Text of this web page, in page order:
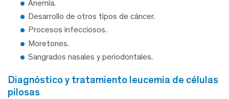
Anemia.
Desarrollo de otros tipos de cáncer.
Procesos infecciosos.
Moretones.
Sangrados nasales y periodontales.
diagnóstico y tratamiento leucemia de células
pilosas